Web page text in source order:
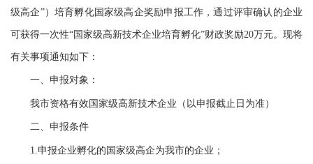
级高企”）培育孵化国家级高企奖励申报工作，通过评审确认的企业
可获得一次性“国家级高新技术企业培育孵化”财政奖励20万元。现将
有关事项通知如下：
一、申报对象：
我市资格有效国家级高新技术企业（以申报截止日为准）
二、申报条件
1.申报企业孵化的国家级高企为我市的企业；